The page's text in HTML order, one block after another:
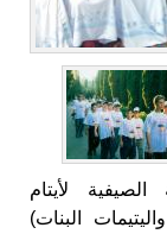
لأيتام
البنات)